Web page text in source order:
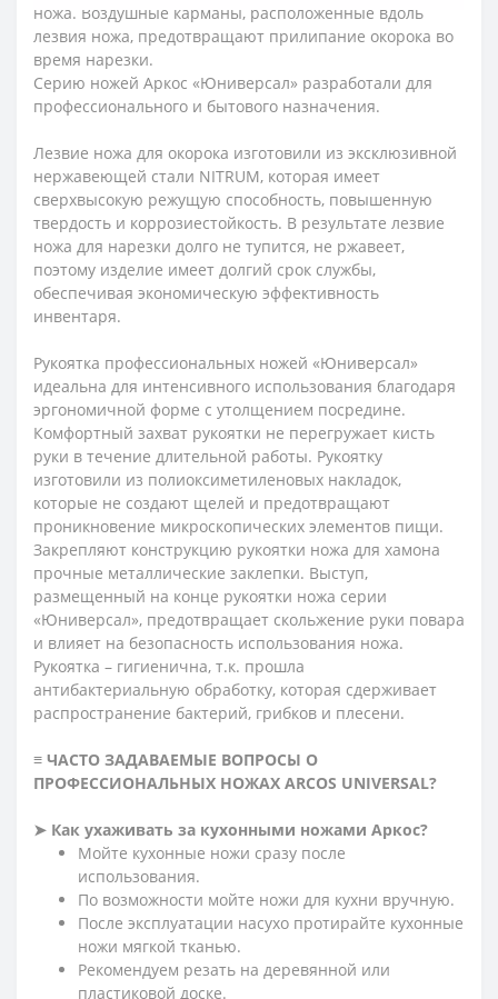
ножа. Воздушные карманы, расположенные вдоль
лезвия ножа, предотвращают прилипание окорока во
время нарезки.
Серию ножей Аркос «Юниверсал» разработали для
профессионального и бытового назначения.
Лезвие ножа для окорока изготовили из эксклюзивной
нержавеющей стали NITRUM, которая имеет
сверхвысокую режущую способность, повышенную
твердость и коррозиестойкость. В результате лезвие
ножа для нарезки долго не тупится, не ржавеет,
поэтому изделие имеет долгий срок службы,
обеспечивая экономическую эффективность
инвентаря.
Рукоятка профессиональных ножей «Юниверсал»
идеальна для интенсивного использования благодаря
эргономичной форме с утолщением посредине.
Комфортный захват рукоятки не перегружает кисть
руки в течение длительной работы. Рукоятку
изготовили из полиоксиметиленовых накладок,
которые не создают щелей и предотвращают
проникновение микроскопических элементов пищи.
Закрепляют конструкцию рукоятки ножа для хамона
прочные металлические заклепки. Выступ,
размещенный на конце рукоятки ножа серии
«Юниверсал», предотвращает скольжение руки повара
и влияет на безопасность использования ножа.
Рукоятка – гигиенична, т.к. прошла
антибактериальную обработку, которая сдерживает
распространение бактерий, грибков и плесени.
≡ ЧАСТО ЗАДАВАЕМЫЕ ВОПРОСЫ О
ПРОФЕССИОНАЛЬНЫХ НОЖАХ ARCOS UNIVERSAL?
➤ Как ухаживать за кухонными ножами Аркос?
Мойте кухонные ножи сразу после
использования.
По возможности мойте ножи для кухни вручную.
После эксплуатации насухо протирайте кухонные
ножи мягкой тканью.
Рекомендуем резать на деревянной или
пластиковой доске.